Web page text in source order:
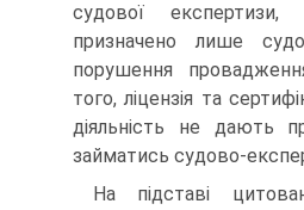
судової
призначено лише
порушення
того, лiцензiя та
дiяльнiсть не дають
займатись судово-
На підставі